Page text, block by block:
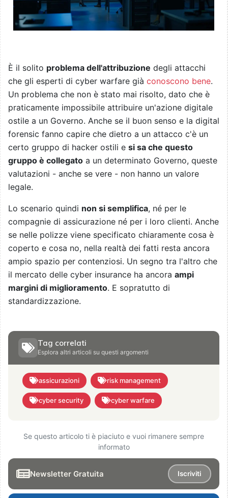
È il solito problema dell'attribuzione degli attacchi
che gli esperti di cyber warfare già conoscono bene.
Un problema che non è stato mai risolto, dato che è
praticamente impossibile attribuire un'azione digitale
ostile a un Governo. Anche se il buon senso e la digital
forensic fanno capire che dietro a un attacco c'è un
certo gruppo di hacker ostili e si sa che questo
gruppo è collegato a un determinato Governo, queste
valutazioni - anche se vere - non hanno un valore
legale.
Lo scenario quindi non si semplifica, né per le
compagnie di assicurazione né per i loro clienti. Anche
se nelle polizze viene specificato chiaramente cosa è
coperto e cosa no, nella realtà dei fatti resta ancora
ampio spazio per contenziosi. Un segno tra l'altro che
il mercato delle cyber insurance ha ancora ampi
margini di miglioramento. E sopratutto di
standardizzazione.
Tag correlati
Esplora altri articoli su questi argomenti
assicurazioni risk management
cyber security cyber warfare
Se questo articolo ti è piaciuto e vuoi rimanere sempre
informato
Newsletter Gratuita Iscriviti